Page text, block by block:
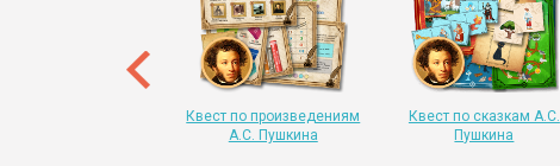
Квест по произведениям
А.С. Пушкина
Квест по сказкам А.С.
Пушкина